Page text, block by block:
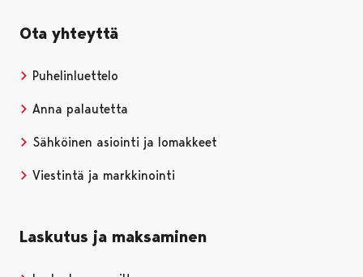
Ota yhteyttä
Puhelinluettelo
Anna palautetta
Sähköinen asiointi ja lomakkeet
Viestintä ja markkinointi
Laskutus ja maksaminen